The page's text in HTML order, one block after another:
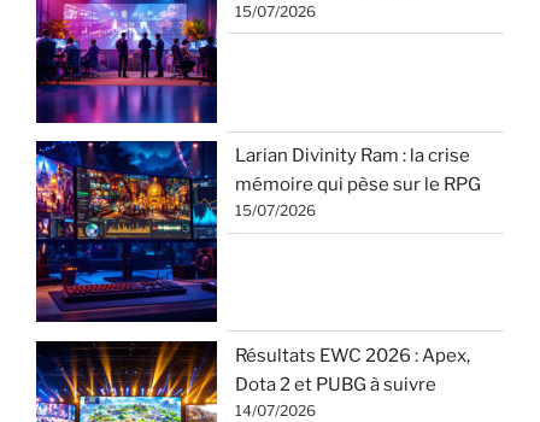
15/07/2026
Larian Divinity Ram : la crise
mémoire qui pèse sur le RPG
15/07/2026
Résultats EWC 2026 : Apex,
Dota 2 et PUBG à suivre
14/07/2026